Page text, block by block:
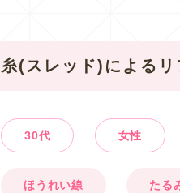
糸(スレッド)による
30代 女性
ほうれい線 たる